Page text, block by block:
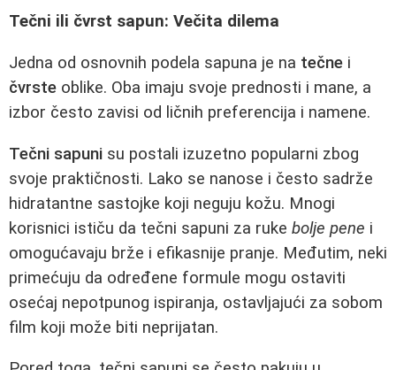
Tečni ili čvrst sapun: Večita dilema
Jedna od osnovnih podela sapuna je na tečne i
čvrste oblike. Oba imaju svoje prednosti i mane, a
izbor često zavisi od ličnih preferencija i namene.
Tečni sapuni su postali izuzetno popularni zbog
svoje praktičnosti. Lako se nanose i često sadrže
hidratantne sastojke koji neguju kožu. Mnogi
korisnici ističu da tečni sapuni za ruke bolje pene i
omogućavaju brže i efikasnije pranje. Međutim, neki
primećuju da određene formule mogu ostaviti
osećaj nepotpunog ispiranja, ostavljajući za sobom
film koji može biti neprijatan.